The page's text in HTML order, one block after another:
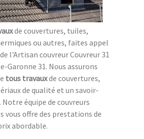
de couvertures, tuiles,
ou autres, faites appel
l'Artisan couvreur Couvreur 31
Garonne 31. Nous assurons
tous travauxde couvertures,
de qualité et un savoir-
équipe de couvreurs
vous offre des prestations de
abordable.